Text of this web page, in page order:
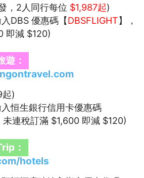
，2人同行每位 $1,987起)
DBS 優惠碼【DBSFLIGHT】，
即減 $120)
遊：
起)
恒生銀行信用卡優惠碼
未連稅訂滿 $1,600 即減 $120)
：
hotels